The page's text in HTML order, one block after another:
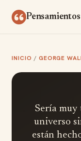
INICIO / GEORGE
Sería muy
universo
están